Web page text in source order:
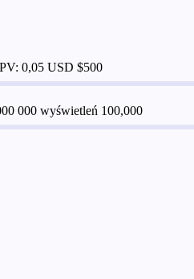
0,05 USD $500
000 wyświetleń 100,000